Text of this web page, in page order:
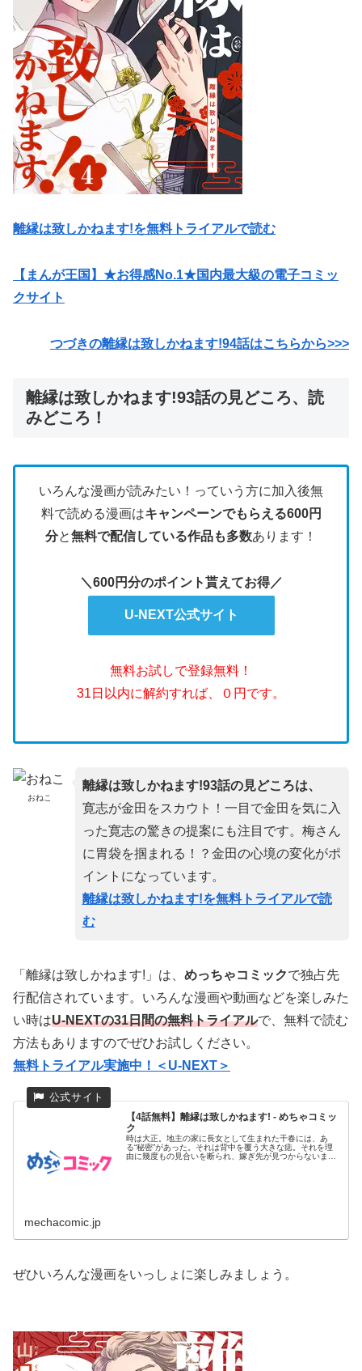
離縁は致しかねます!を無料トライアルで読む
【まんが王国】★お得感No.1★国内最大級の電子コミッ
クサイト
つづきの離縁は致しかねます!94話はこちらから>>>
離縁は致しかねます!93話の見どころ、読
みどころ！
いろんな漫画が読みたい！っていう方に加入後無
料で読める漫画はキャンペーンでもらえる600円
分と無料で配信している作品も多数あります！
＼600円分のポイント貰えてお得／
U-NEXT公式サイト
無料お試しで登録無料！
31日以内に解約すれば、０円です。
おねこ
離縁は致しかねます!93話の見どころは、
寛志が金田をスカウト！一目で金田を気に入
った寛志の驚きの提案にも注目です。梅さん
に胃袋を掴まれる！？金田の心境の変化がポ
イントになっています。
離縁は致しかねます!を無料トライアルで読
む
「離縁は致しかねます!」は、 めっちゃコミックで独占先
行配信されています。いろんな漫画や動画などを楽しみた
い時はU-NEXTの31日間の無料トライアルで、無料で読む
方法もありますのでぜひお試しください。
無料トライアル実施中！＜U-NEXT＞
【4話無料】離縁は致しかねます! - めちゃコミッ
ク
時は大正。地主の家に長女として生まれた千春には、あ
る“秘密”があった。それは背中を覆う大きな痣。それを理
由に幾度もの見合いを断られ、嫁ぎ先が見つからないまま
mechacomic.jp
ぜひいろんな漫画をいっしょに楽しみましょう。